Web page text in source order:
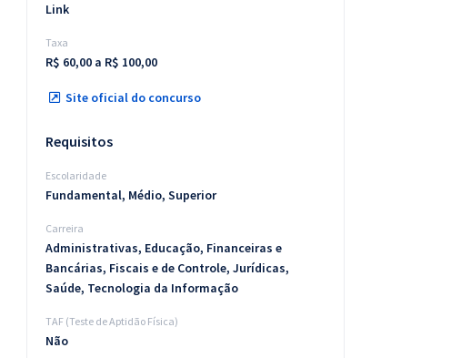
Link
Taxa
R$ 60,00 a R$ 100,00
Site oficial do concurso
Requisitos
Escolaridade
Fundamental, Médio, Superior
Carreira
Administrativas, Educação, Financeiras e
Bancárias, Fiscais e de Controle, Jurídicas,
Saúde, Tecnologia da Informação
TAF (Teste de Aptidão Física)
Não